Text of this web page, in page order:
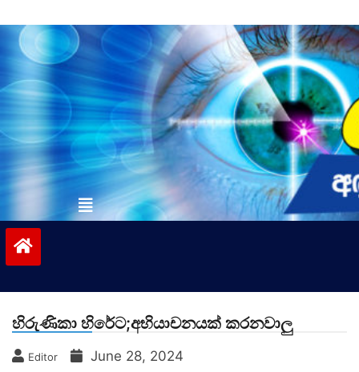
to
contentvinivida.lk
හිරුණිකා හිරේට;අභියාචනයක් කරනවාලු
Editor June 28, 2024